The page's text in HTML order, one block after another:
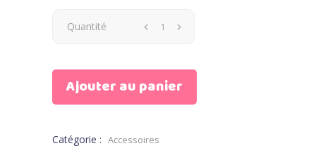
Quantité
Ajouter au panier
Catégorie : Accessoires